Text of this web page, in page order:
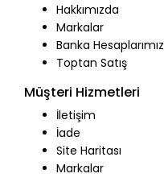
Hakkımızda
Markalar
Banka Hesaplarımız
Toptan Satış
Müşteri Hizmetleri
İletişim
İade
Site Haritası
Markalar